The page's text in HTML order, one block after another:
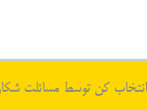
انتخاب کن توسط مسائلت